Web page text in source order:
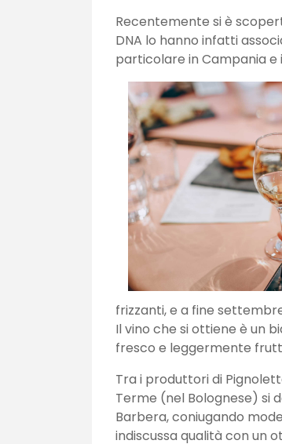
Recentemente si è
DNA lo hanno infatti
particolare in Campania e
frizzanti, e a fine
Il vino che si ottiene è un
fresco e leggermente
Tra i produttori di
Terme (nel Bolognese) si
Barbera, coniugando
indiscussa qualità con un